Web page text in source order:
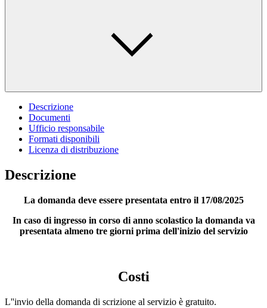
Descrizione
Documenti
Ufficio responsabile
Formati disponibili
Licenza di distribuzione
Descrizione
La domanda deve essere presentata entro il 17/08/2025
In caso di ingresso in corso di anno scolastico la domanda va
presentata almeno tre giorni prima dell'inizio del servizio
Costi
L''invio della domanda di scrizione al servizio è gratuito.